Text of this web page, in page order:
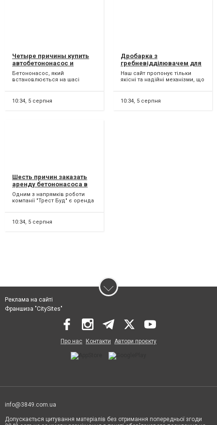
Четыре причины купить
автобетононасос и
запчасти в Киеве и
Каменец Подольском
Бетононасос, який
встановлюється на шасі
автобетононасосом. Він
входить в розряд...
10:34, 5 серпня
Дробарка з
гребневідділювачем для
вінограда - нові моделі
тільки у нас
Наш сайт пропонує тільки
якісні та надійні механізми, що
ягоди і м'які фрукт...
10:34, 5 серпня
Шесть причин заказать
аренду бетононасоса в
компании Трест Буд в
Каменц-Подольском
Одним з напрямків роботи
компанії "Трест Буд" є оренда
бетононасосів. В...
10:34, 5 серпня
Реклама на сайті
Франшиза "CitySites"
Про нас Контакти Автори проєкту
info@3849.com.ua
Допускається цитування матеріалів без отримання попередньої згоди